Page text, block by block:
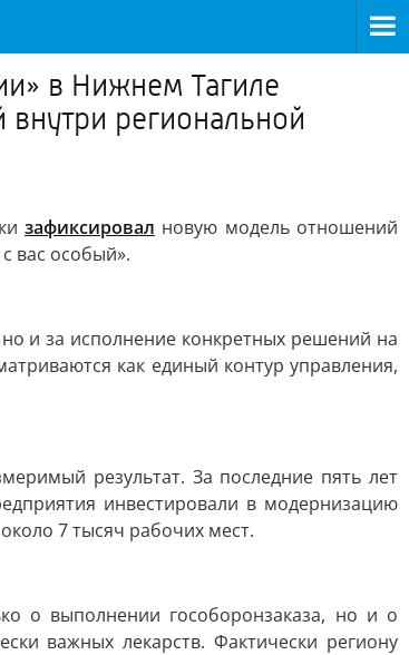
в Нижнем Тагиле
региональной
зафиксировал новую модель отношений
вас особый».
и за исполнение конкретных решений на
как единый контур управления,
результат. За последние пять лет
инвестировали в модернизацию
7 тысяч рабочих мест.
о выполнении гособоронзаказа, но и о
важных лекарств. Фактически региону